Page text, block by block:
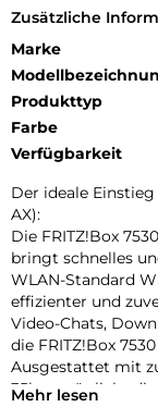
Zusätzliche
Marke
Produkttyp
Farbe
Verfügbarkeit
Der ideale
AX):
Die FRITZ!Box
bringt schnelles
WLAN-Standard
effizienter und
Video-Chats,
die FRITZ!Box
Ausgestattet mit
35b ermöglicht die
Mehr lesen